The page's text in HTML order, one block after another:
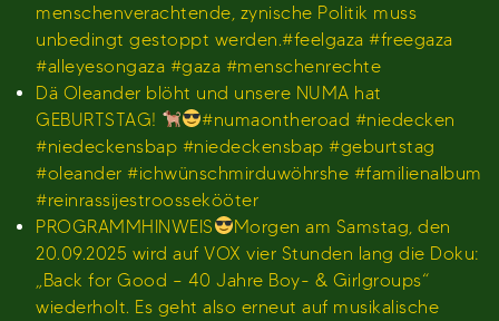
menschenverachtende, zynische Politik muss
unbedingt gestoppt werden.#feelgaza #freegaza
#alleyesongaza #gaza #menschenrechte
Dä Oleander blöht und unsere NUMA hat
GEBURTSTAG!
#numaontheroad #niedecken
#niedeckensbap #niedeckensbap #geburtstag
#oleander #ichwünschmirduwöhrshe #familienalbum
#reinrassijestroossekööter
PROGRAMMHINWEIS
Morgen am Samstag, den
20.09.2025 wird auf VOX vier Stunden lang die Doku:
„Back for Good – 40 Jahre Boy- & Girlgroups“
wiederholt. Es geht also erneut auf musikalische